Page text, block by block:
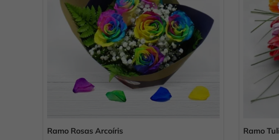
Ramo Rosas Arcoíris Ramo